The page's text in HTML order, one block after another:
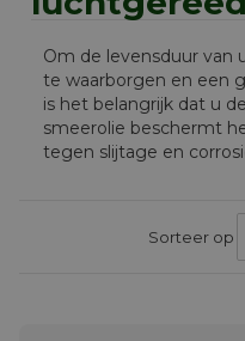
Om de levensduur van
te waarborgen en een
is het belangrijk dat u
smeerolie beschermt
tegen slijtage en
Sorteer op